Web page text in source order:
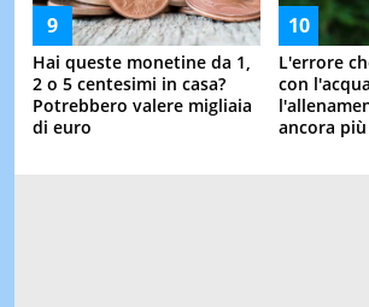
Hai queste monetine da 1,
2 o 5 centesimi in casa?
Potrebbero valere migliaia
di euro
L'errore
con
ancora più